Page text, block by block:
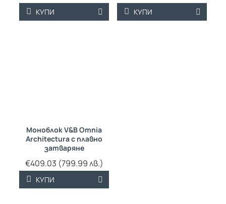
КУПИ КУПИ
Моноблок V&B Omnia
Architectura с плавно
затваряне
€409.03 (799.99 лв.)
КУПИ